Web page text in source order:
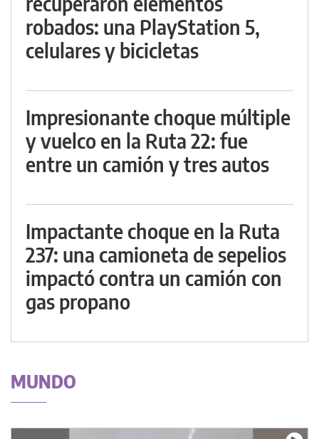
robados: una PlayStation 5,
celulares y bicicletas
Impresionante choque múltiple
y vuelco en la Ruta 22: fue
entre un camión y tres autos
Impactante choque en la Ruta
237: una camioneta de sepelios
impactó contra un camión con
gas propano
MUNDO